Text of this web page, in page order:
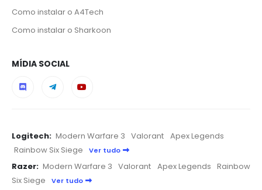
Como instalar o A4Tech
Como instalar o Sharkoon
MÍDIA SOCIAL
Logitech: Modern Warfare 3 Valorant Apex Legends
Rainbow Six Siege
Ver tudo
Razer: Modern Warfare 3 Valorant Apex Legends Rainbow
Six Siege
Ver tudo